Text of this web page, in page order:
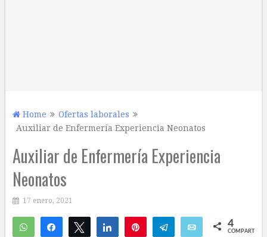
Home
Ofertas laborales
Auxiliar de Enfermería Experiencia Neonatos
Auxiliar de Enfermería Experiencia
Neonatos
17 enero, 2021
WhatsAppCompartirTwittear Compartir Telegram Email 4
COMPARTIR